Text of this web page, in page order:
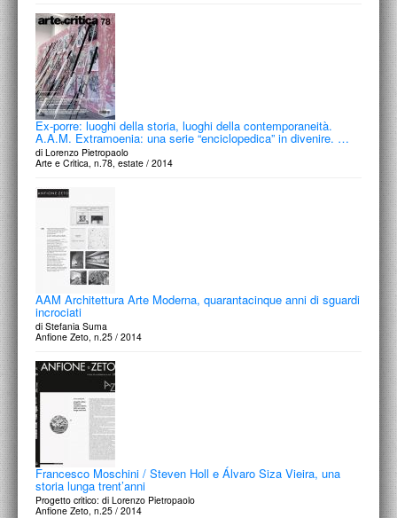
Ex-porre: luoghi della storia, luoghi della contemporaneità.
A.A.M. Extramoenia: una serie “enciclopedica” in divenire. …
di Lorenzo Pietropaolo
Arte e Critica, n.78, estate / 2014
AAM Architettura Arte Moderna, quarantacinque anni di sguardi
incrociati
di Stefania Suma
Anfione Zeto, n.25 / 2014
Francesco Moschini / Steven Holl e Álvaro Siza Vieira, una
storia lunga trent’anni
Progetto critico: di Lorenzo Pietropaolo
Anfione Zeto, n.25 / 2014